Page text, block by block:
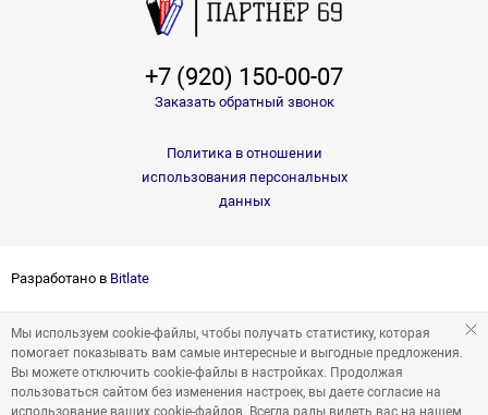
+7 (920) 150-00-07
Заказать обратный звонок
Политика в отношении
использования персональных
данных
Разработано в Bitlate
Мы используем cookie-файлы, чтобы получать статистику, которая
помогает показывать вам самые интересные и выгодные предложения.
Вы можете отключить cookie-файлы в настройках. Продолжая
пользоваться сайтом без изменения настроек, вы даете согласие на
использование ваших cookie-файлов. Всегда рады видеть вас на нашем